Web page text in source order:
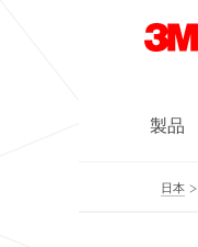
製品
日本